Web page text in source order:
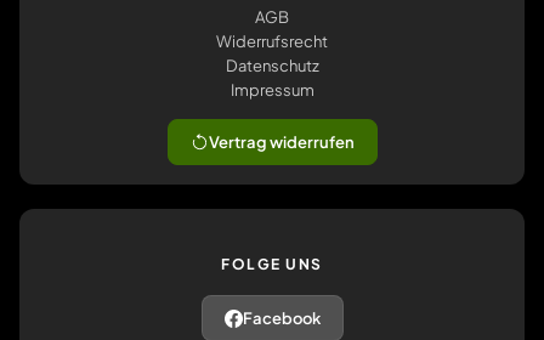
AGB
Widerrufsrecht
Datenschutz
Impressum
Vertrag widerrufen
FOLGE UNS
Facebook